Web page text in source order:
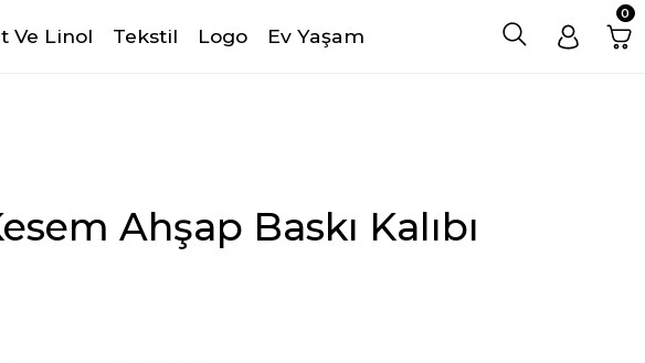
Ve Linol Tekstil Logo Ev Yaşam
0
Ahşap Baskı Kalıbı